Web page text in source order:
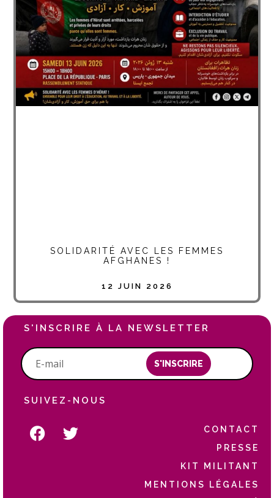
SOLIDARITÉ AVEC LES FEMMES
AFGHANES !
12 JUIN 2026
S'INSCRIRE À LA NEWSLETTER
S'INSCRIRE
SUIVEZ-NOUS
CONTACT
PRESSE
KIT MILITANT
MENTIONS LÉGALES